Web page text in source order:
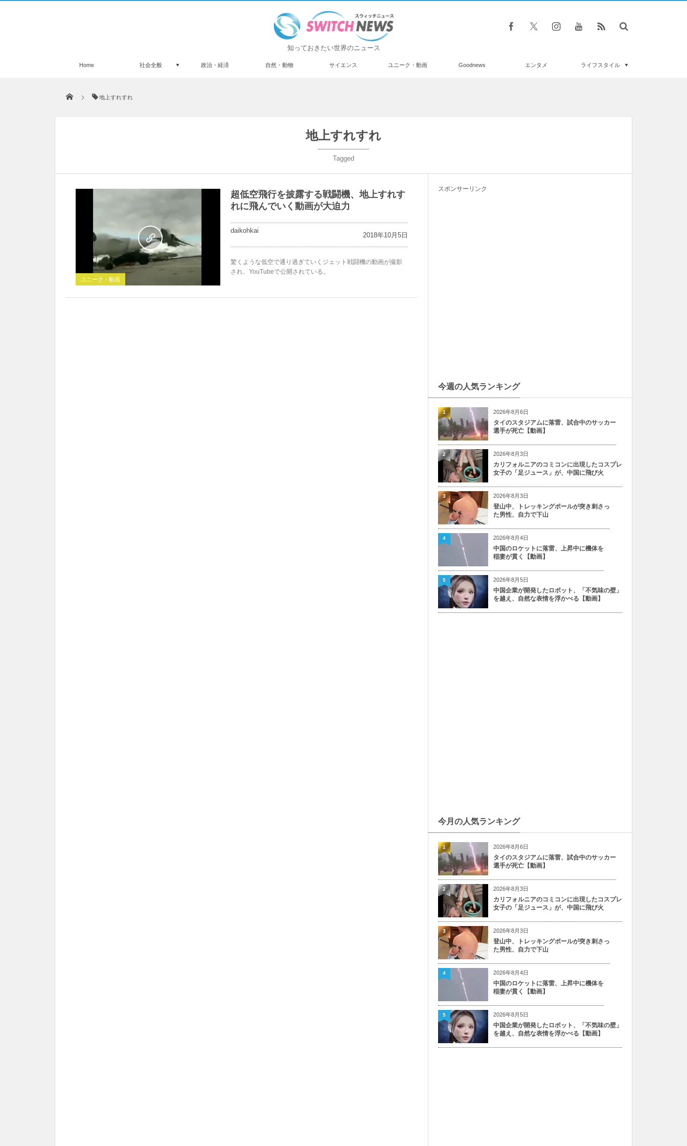
知っておきたい世界のニュース
Home 社会全般 政治・経済 自然・動物 サイエンス ユニーク・動画 Goodnews エンタメ ライフスタイル
地上すれすれ
地上すれすれ
Tagged
ユニーク・動画
超低空飛行を披露する戦闘機、地上すれす
れに飛んでいく動画が大迫力
daikohkai
2018年10月5日
驚くような低空で通り過ぎていくジェット戦闘機の動画が撮影
され、YouTubeで公開されている。
スポンサーリンク
今週の人気ランキング
2026年8月6日
タイのスタジアムに落雷、試合中のサッカー
選手が死亡【動画】
1
2026年8月3日
カリフォルニアのコミコンに出現したコスプレ
女子の「足ジュース」が、中国に飛び火
2
2026年8月3日
登山中、トレッキングポールが突き刺さっ
た男性、自力で下山
3
2026年8月4日
中国のロケットに落雷、上昇中に機体を
稲妻が貫く【動画】
4
2026年8月5日
中国企業が開発したロボット、「不気味の壁」
を越え、自然な表情を浮かべる【動画】
5
今月の人気ランキング
2026年8月6日
タイのスタジアムに落雷、試合中のサッカー
選手が死亡【動画】
1
2026年8月3日
カリフォルニアのコミコンに出現したコスプレ
女子の「足ジュース」が、中国に飛び火
2
2026年8月3日
登山中、トレッキングポールが突き刺さっ
た男性、自力で下山
3
2026年8月4日
中国のロケットに落雷、上昇中に機体を
稲妻が貫く【動画】
4
2026年8月5日
中国企業が開発したロボット、「不気味の壁」
を越え、自然な表情を浮かべる【動画】
5